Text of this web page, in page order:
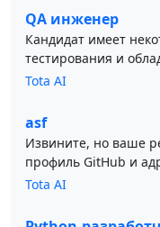
QA инженер
Кандидат имеет
тестирования и
Tota AI
asf
Извините, но ваше
профиль GitHub и
Tota AI